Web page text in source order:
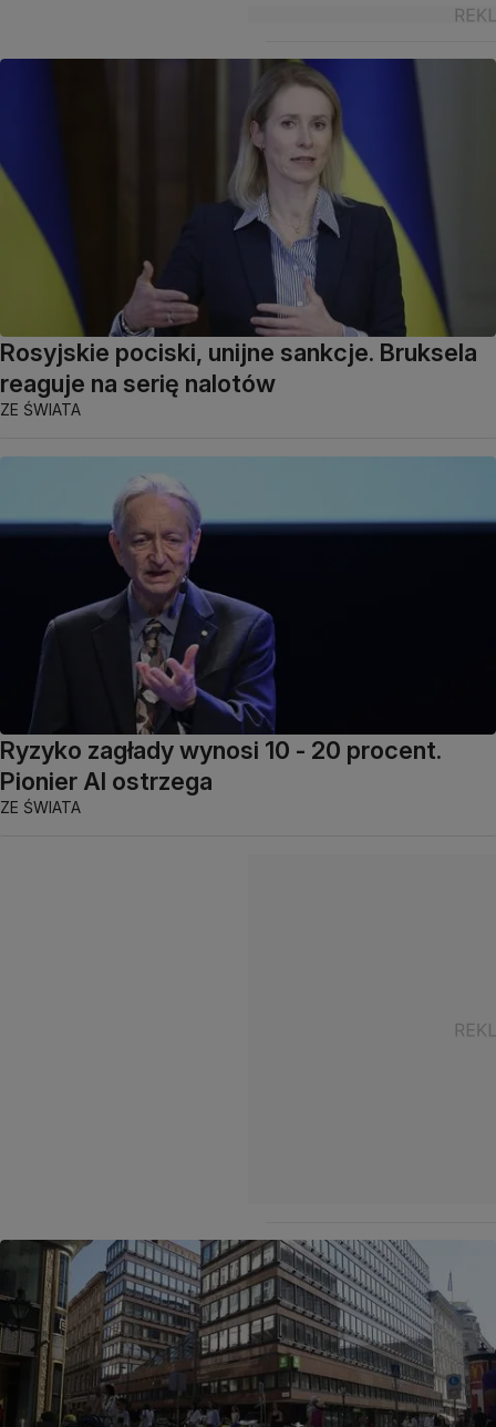
Rosyjskie pociski, unijne sankcje. Bruksela
reaguje na serię nalotów
ZE ŚWIATA
Ryzyko zagłady wynosi 10 - 20 procent.
Pionier AI ostrzega
ZE ŚWIATA